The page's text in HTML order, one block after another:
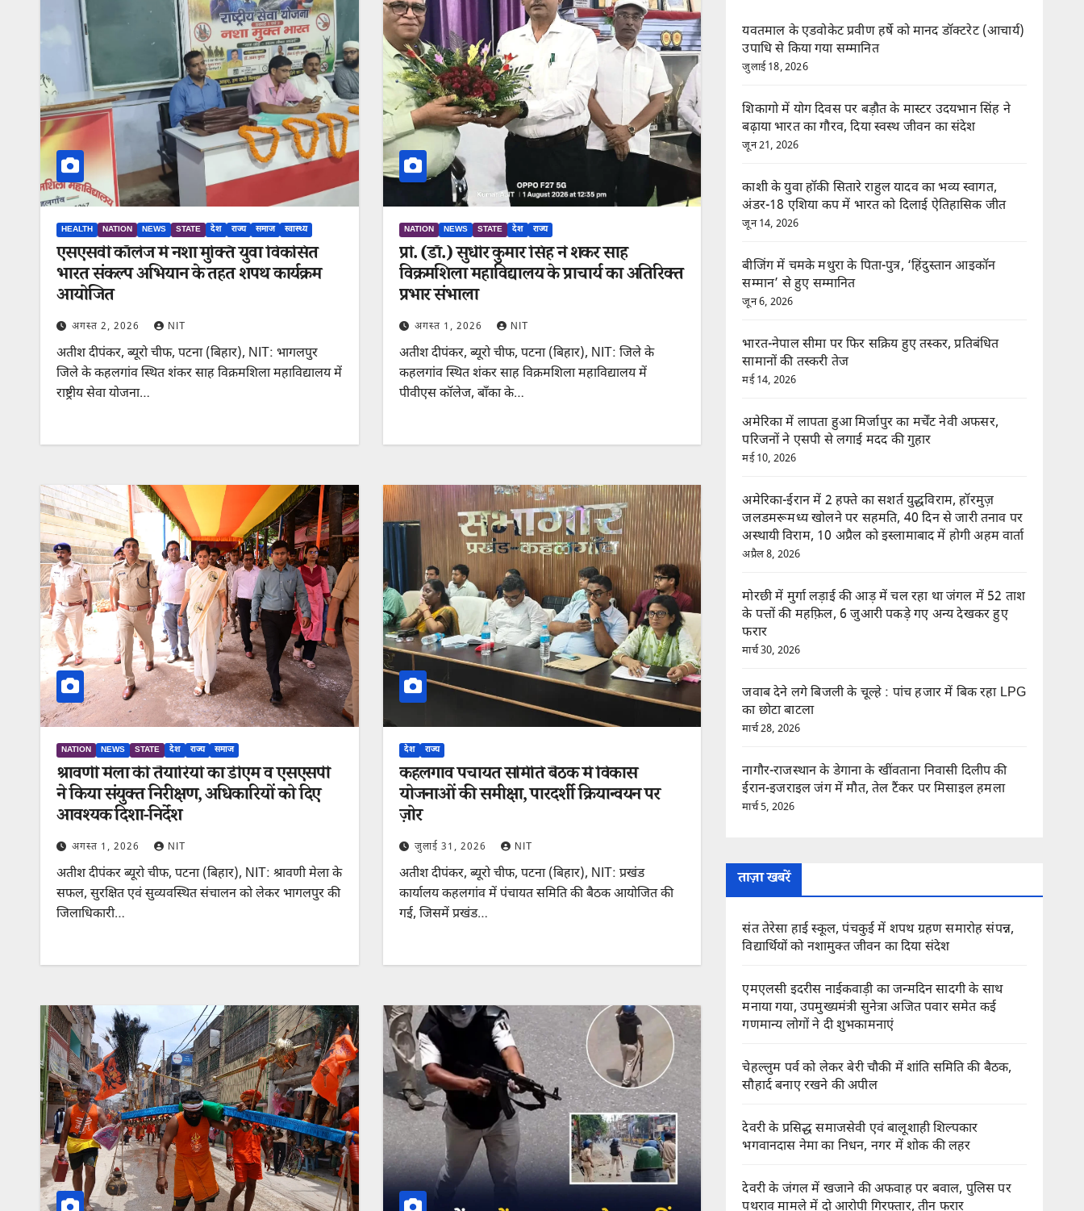
HEALTH NATION NEWS STATE देश राज्य समाज स्वास्थ्य
एसएसवी कॉलेज में नशा मुक्ति युवा विकसित
भारत संकल्प अभियान के तहत शपथ कार्यक्रम
आयोजित
अगस्त 2, 2026 NIT
अतीश दीपंकर, ब्यूरो चीफ, पटना (बिहार), NIT: भागलपुर
जिले के कहलगांव स्थित शंकर साह विक्रमशिला महाविद्यालय में
राष्ट्रीय सेवा योजना…
NATION NEWS STATE देश राज्य
प्रो. (डॉ.) सुधीर कुमार सिंह ने शंकर साह
विक्रमशिला महाविद्यालय के प्राचार्य का अतिरिक्त
प्रभार संभाला
अगस्त 1, 2026 NIT
अतीश दीपंकर, ब्यूरो चीफ, पटना (बिहार), NIT: जिले के
कहलगांव स्थित शंकर साह विक्रमशिला महाविद्यालय में
पीवीएस कॉलेज, बाँका के…
NATION NEWS STATE देश राज्य समाज
श्रावणी मेला की तैयारियों का डीएम व एसएसपी
ने किया संयुक्त निरीक्षण, अधिकारियों को दिए
आवश्यक दिशा-निर्देश
अगस्त 1, 2026 NIT
अतीश दीपंकर ब्यूरो चीफ, पटना (बिहार), NIT: श्रावणी मेला के
सफल, सुरक्षित एवं सुव्यवस्थित संचालन को लेकर भागलपुर की
जिलाधिकारी…
देश राज्य
कहलगांव पंचायत समिति बैठक में विकास
योजनाओं की समीक्षा, पारदर्शी क्रियान्वयन पर
ज़ोर
जुलाई 31, 2026 NIT
अतीश दीपंकर, ब्यूरो चीफ, पटना (बिहार), NIT: प्रखंड
कार्यालय कहलगांव में पंचायत समिति की बैठक आयोजित की
गई, जिसमें प्रखंड…
यवतमाल के एडवोकेट प्रवीण हर्षे को मानद डॉक्टरेट (आचार्य)
उपाधि से किया गया सम्मानित
जुलाई 18, 2026
शिकागो में योग दिवस पर बड़ौत के मास्टर उदयभान सिंह ने
बढ़ाया भारत का गौरव, दिया स्वस्थ जीवन का संदेश
जून 21, 2026
काशी के युवा हॉकी सितारे राहुल यादव का भव्य स्वागत,
अंडर-18 एशिया कप में भारत को दिलाई ऐतिहासिक जीत
जून 14, 2026
बीजिंग में चमके मथुरा के पिता-पुत्र, ‘हिंदुस्तान आइकॉन
सम्मान’ से हुए सम्मानित
जून 6, 2026
भारत-नेपाल सीमा पर फिर सक्रिय हुए तस्कर, प्रतिबंधित
सामानों की तस्करी तेज
मई 14, 2026
अमेरिका में लापता हुआ मिर्जापुर का मर्चेंट नेवी अफसर,
परिजनों ने एसपी से लगाई मदद की गुहार
मई 10, 2026
अमेरिका-ईरान में 2 हफ्ते का सशर्त युद्धविराम, हॉरमुज़
जलडमरूमध्य खोलने पर सहमति, 40 दिन से जारी तनाव पर
अस्थायी विराम, 10 अप्रैल को इस्लामाबाद में होगी अहम वार्ता
अप्रैल 8, 2026
मोरछी में मुर्गा लड़ाई की आड़ में चल रहा था जंगल में 52 ताश
के पत्तों की महफ़िल, 6 जुआरी पकड़े गए अन्य देखकर हुए
फरार
मार्च 30, 2026
जवाब देने लगे बिजली के चूल्हे : पांच हजार में बिक रहा LPG
का छोटा बाटला
मार्च 28, 2026
नागौर-राजस्थान के डेगाना के खींवताना निवासी दिलीप की
ईरान-इजराइल जंग में मौत, तेल टैंकर पर मिसाइल हमला
मार्च 5, 2026
ताज़ा खबरें
संत तेरेसा हाई स्कूल, पंचकुई में शपथ ग्रहण समारोह संपन्न,
विद्यार्थियों को नशामुक्त जीवन का दिया संदेश
एमएलसी इदरीस नाईकवाड़ी का जन्मदिन सादगी के साथ
मनाया गया, उपमुख्यमंत्री सुनेत्रा अजित पवार समेत कई
गणमान्य लोगों ने दी शुभकामनाएं
चेहल्लुम पर्व को लेकर बेरी चौकी में शांति समिति की बैठक,
सौहार्द बनाए रखने की अपील
देवरी के प्रसिद्ध समाजसेवी एवं बालूशाही शिल्पकार
भगवानदास नेमा का निधन, नगर में शोक की लहर
देवरी के जंगल में खजाने की अफवाह पर बवाल, पुलिस पर
पथराव मामले में दो आरोपी गिरफ्तार, तीन फरार